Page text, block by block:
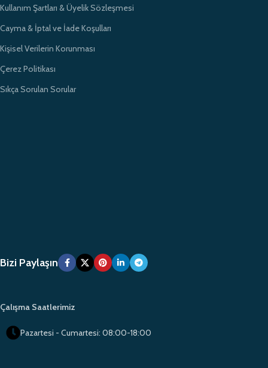
Kullanım Şartları & Üyelik Sözleşmesi
Cayma & İptal ve İade Koşulları
Kişisel Verilerin Korunması
Çerez Politikası
Sıkça Sorulan Sorular
Bizi Paylaşın
Çalışma Saatlerimiz
Pazartesi - Cumartesi: 08:00-18:00